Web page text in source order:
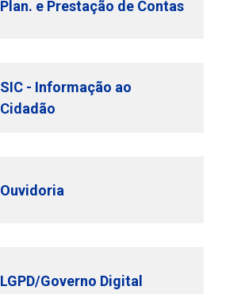
Plan. e Prestação de Contas
SIC - Informação ao
Cidadão
Ouvidoria
LGPD/Governo Digital